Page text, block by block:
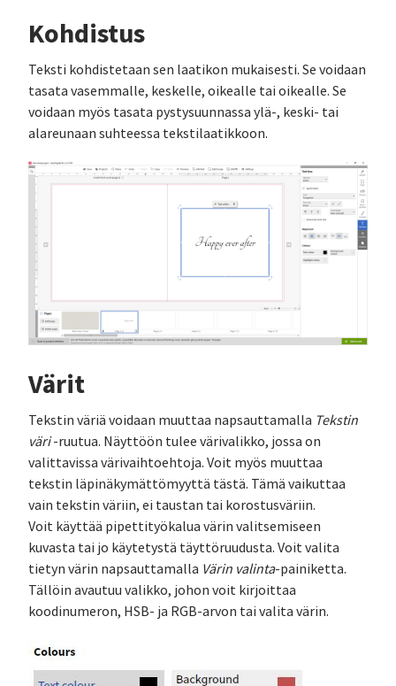
Kohdistus
Teksti kohdistetaan sen laatikon mukaisesti. Se voidaan
tasata vasemmalle, keskelle, oikealle tai oikealle. Se
voidaan myös tasata pystysuunnassa ylä-, keski- tai
alareunaan suhteessa tekstilaatikkoon.
Värit
Tekstin väriä voidaan muuttaa napsauttamalla Tekstin
väri-ruutua. Näyttöön tulee värivalikko, jossa on
valittavissa värivaihtoehtoja. Voit myös muuttaa
tekstin läpinäkymättömyyttä tästä. Tämä vaikuttaa
vain tekstin väriin, ei taustan tai korostusväriin.
Voit käyttää pipettityökalua värin valitsemiseen
kuvasta tai jo käytetystä täyttöruudusta. Voit valita
tietyn värin napsauttamalla Värin valinta-painiketta.
Tällöin avautuu valikko, johon voit kirjoittaa
koodinumeron, HSB- ja RGB-arvon tai valita värin.